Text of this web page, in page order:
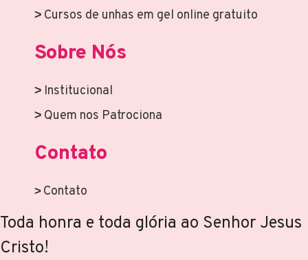
Cursos de unhas em gel online gratuito
Sobre Nós
Institucional
Quem nos Patrociona
Contato
Contato
Toda honra e toda glória ao Senhor Jesus
Cristo!